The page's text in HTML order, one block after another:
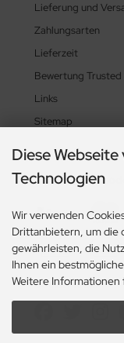
Lieferung und
Zahlungsarten
Lieferzeit
Bewertung Trusted
Links
Sitemap
Social Media
Diese
Technologien
Wir verwenden
Drittanbietern, um die
gewährleisten, die
Ihnen ein
Weitere Informationen